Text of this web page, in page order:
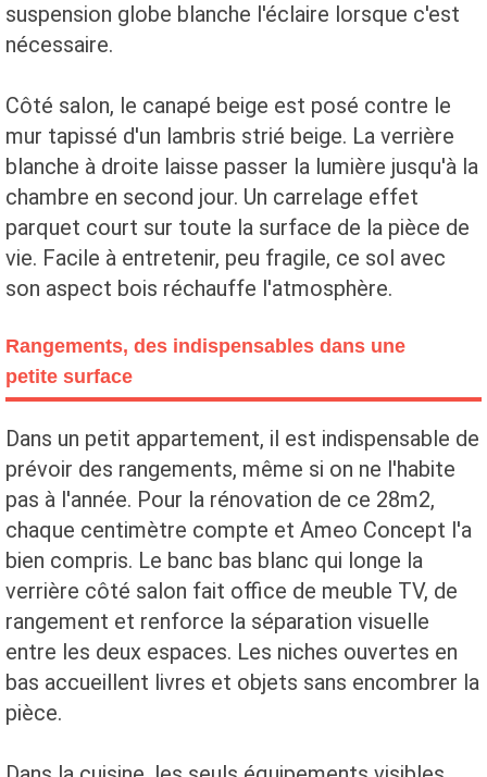
suspension globe blanche l'éclaire lorsque c'est
nécessaire.
Côté salon, le canapé beige est posé contre le
mur tapissé d'un lambris strié beige. La verrière
blanche à droite laisse passer la lumière jusqu'à la
chambre en second jour. Un carrelage effet
parquet court sur toute la surface de la pièce de
vie. Facile à entretenir, peu fragile, ce sol avec
son aspect bois réchauffe l'atmosphère.
Rangements, des indispensables dans une
petite surface
Dans un petit appartement, il est indispensable de
prévoir des rangements, même si on ne l'habite
pas à l'année. Pour la rénovation de ce 28m2,
chaque centimètre compte et Ameo Concept l'a
bien compris. Le banc bas blanc qui longe la
verrière côté salon fait office de meuble TV, de
rangement et renforce la séparation visuelle
entre les deux espaces. Les niches ouvertes en
bas accueillent livres et objets sans encombrer la
pièce.